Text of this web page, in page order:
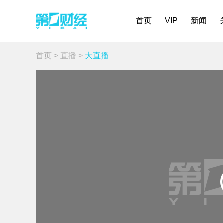
首页 VIP 新闻
首页 > 直播 > 大直播